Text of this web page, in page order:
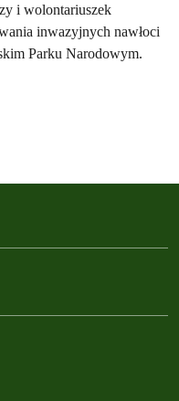
i wolontariuszek
inwazyjnych nawłoci
Parku Narodowym.